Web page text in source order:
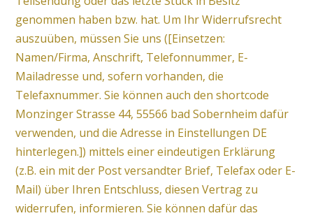
genommen haben bzw. hat. Um Ihr Widerrufsrecht
auszuüben, müssen Sie uns ([Einsetzen:
Namen/Firma, Anschrift, Telefonnummer, E-
Mailadresse und, sofern vorhanden, die
Telefaxnummer. Sie können auch den shortcode
Monzinger Strasse 44, 55566 bad Sobernheim dafür
verwenden, und die Adresse in Einstellungen DE
hinterlegen.]) mittels einer eindeutigen Erklärung
(z.B. ein mit der Post versandter Brief, Telefax oder E-
Mail) über Ihren Entschluss, diesen Vertrag zu
widerrufen, informieren. Sie können dafür das